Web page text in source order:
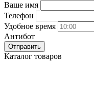
Ваше имя
Телефон
Удобное время
Антибот
Отправить
Каталог товаров